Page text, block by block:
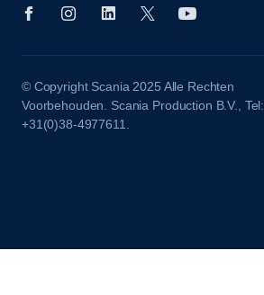
© Copyright Scania 2025 Alle Rechten
Voorbehouden. Scania Production B.V., Tel:
+31(0)38-4977611.